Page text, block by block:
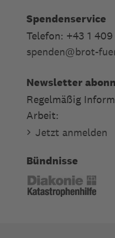
Spendenservice
Telefon: +43 1
spenden@brot-
Newsletter
Regelmäßig
Arbeit:
Jetzt anmelden
Bündnisse